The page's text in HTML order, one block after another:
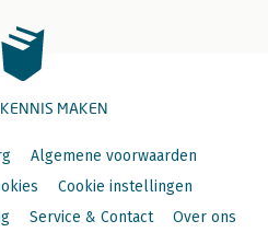
MAKEN
Algemene voorwaarden
Cookie instellingen
Service & Contact Over ons